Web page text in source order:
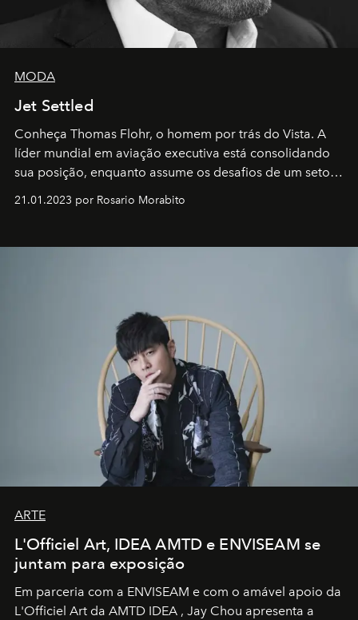
MODA
Jet Settled
Conheça Thomas Flohr, o homem por trás do Vista. A
líder mundial em aviação executiva está consolidando
sua posição, enquanto assume os desafios de um setor
em rápida evolução e redefinindo o conceito de luxo
21.01.2023 por Rosario Morabito
ARTE
L'Officiel Art, IDEA AMTD e ENVISEAM se
juntam para exposição
Em parceria com a ENVISEAM e com o amável apoio da
L'Officiel Art da AMTD IDEA , Jay Chou apresenta a